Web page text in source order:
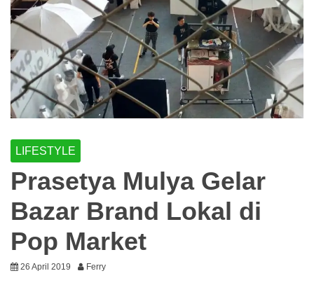
LIFESTYLE
Prasetya Mulya Gelar
Bazar Brand Lokal di
Pop Market
26 April 2019 Ferry